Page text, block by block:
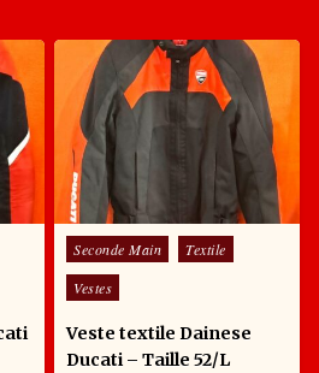
Posted in
Seconde Main
Textile
Vestes
Veste textile Dainese
Ducati – Taille 52/L